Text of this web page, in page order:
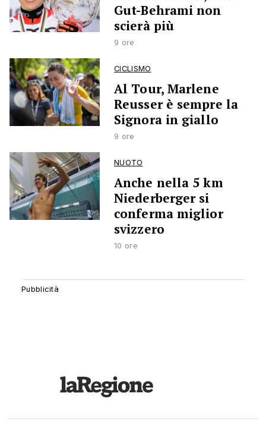
Gut-Behrami non
scierà più
9 ore
CICLISMO
Al Tour, Marlene
Reusser è sempre la
Signora in giallo
9 ore
NUOTO
Anche nella 5 km
Niederberger si
conferma miglior
svizzero
10 ore